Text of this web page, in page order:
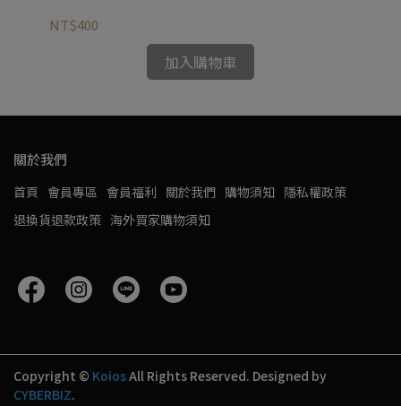
NT$400
加入購物車
關於我們
首頁 會員專區 會員福利 關於我們 購物須知 隱私權政策
退換貨退款政策 海外買家購物須知
Copyright © KoiosAll Rights Reserved. Designed by
CYBERBIZ.